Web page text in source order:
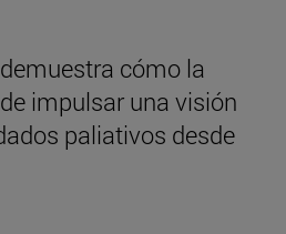
cómo la
impulsar una visión
paliativos desde